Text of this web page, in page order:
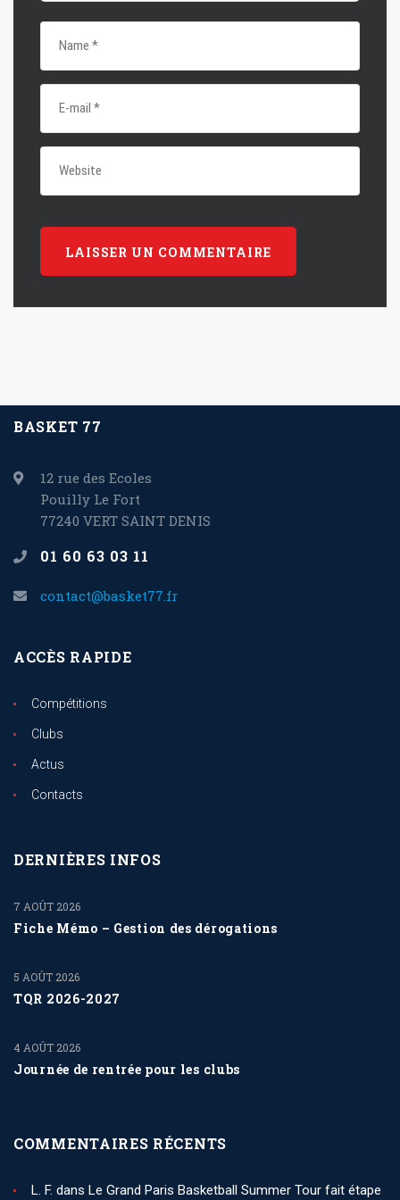
BASKET 77
12 rue des Ecoles
Pouilly Le Fort
77240 VERT SAINT DENIS
01 60 63 03 11
contact@basket77.fr
ACCÈS RAPIDE
Compétitions
Clubs
Actus
Contacts
DERNIÈRES INFOS
Fiche Mémo – Gestion des dérogations
7 AOÛT 2026
TQR 2026-2027
5 AOÛT 2026
Journée de rentrée pour les clubs
4 AOÛT 2026
COMMENTAIRES RÉCENTS
L. F. dans Le Grand Paris Basketball Summer Tour fait étape